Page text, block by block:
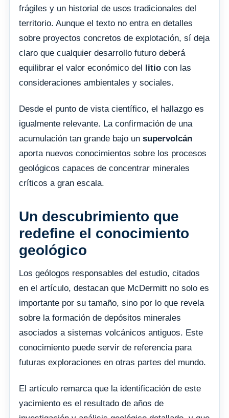
frágiles y un historial de usos tradicionales del
territorio. Aunque el texto no entra en detalles
sobre proyectos concretos de explotación, sí deja
claro que cualquier desarrollo futuro deberá
equilibrar el valor económico del litio con las
consideraciones ambientales y sociales.
Desde el punto de vista científico, el hallazgo es
igualmente relevante. La confirmación de una
acumulación tan grande bajo un supervolcán
aporta nuevos conocimientos sobre los procesos
geológicos capaces de concentrar minerales
críticos a gran escala.
Un descubrimiento que
redefine el conocimiento
geológico
Los geólogos responsables del estudio, citados
en el artículo, destacan que McDermitt no solo es
importante por su tamaño, sino por lo que revela
sobre la formación de depósitos minerales
asociados a sistemas volcánicos antiguos. Este
conocimiento puede servir de referencia para
futuras exploraciones en otras partes del mundo.
El artículo remarca que la identificación de este
yacimiento es el resultado de años de